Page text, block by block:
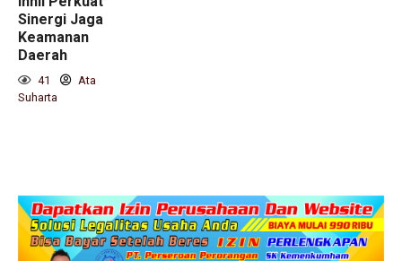
Sinergi Jaga
Keamanan
Daerah
41
Ata
Suharta